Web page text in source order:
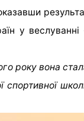
у веслуванні
року вона